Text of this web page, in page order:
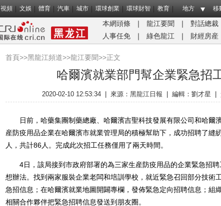
視頻 文娛 體育 汽車 城市 環球創業 環球財智 教育 地方 移
本網頭條 ｜ 龍江要聞 ｜ 對話總裁
人事任免
｜ 綠色龍江 ｜ 財經房産
首頁>>黑龍江頻道>>龍江要聞>>正文
哈爾濱就業部門幫企業緊急招
2020-02-10 12:53:34 來源： 黑龍江日報 編輯：劉才星
日前，哈藥集團制藥總廠、哈爾濱吉聖科技發展有限公司和哈爾
産防疫用品企業在哈爾濱市就業管理局的積極幫助下，成功招聘了縫
人，共計86人。完成此次招工任務僅用了兩天時間。
4日，該局接到市政府部署的為三家生産防疫用品的企業緊急招聘
想辦法。找到兩家服裝企業老闆和培訓學校，就近緊急召回部分技術
急招信息；在哈爾濱就業地圖開闢專欄，發佈緊急定向招聘信息；組
相關合作夥伴把緊急招聘信息發送到朋友圈。